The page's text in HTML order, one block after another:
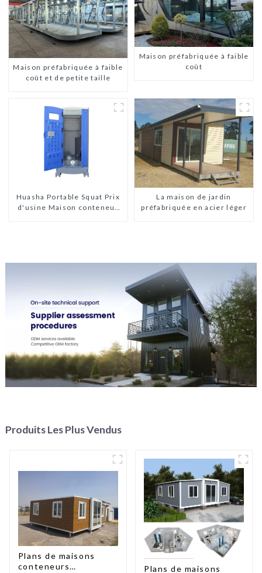
Maison préfabriquée à faible
coût et de petite taille
Maison préfabriquée à faible
coût
Huasha Portable Squat Prix
d'usine Maison conteneur
La maison de jardin
préfabriquée en acier léger
Produits Les Plus Vendus
Plans de maisons
conteneurs
Plans de maisons